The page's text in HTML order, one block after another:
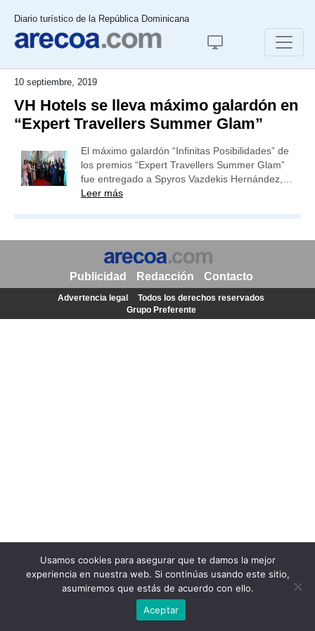
Diario turístico de la República Dominicana
10 septiembre, 2019
VH Hotels se lleva máximo galardón en
“Expert Travellers Summer Glam”
El máximo galardón “Infinitas Posibilidades” de
los premios “Expert Travellers Summer Glam”
fue entregado a Spyros Vazdekis Hernández,…
Leer más
Usamos cookies para asegurar que te damos la mejor
experiencia en nuestra web. Si continúas usando este sitio,
asumiremos que estás de acuerdo con ello.
Aceptar
Publicidad Redacción Contacto
Advertencia legal
Todos los derechos reservados
Grupo Preferente